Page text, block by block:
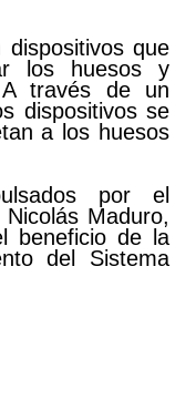
que
los huesos y
través de un
dispositivos se
a los huesos
por el
Maduro,
beneficio de la
del Sistema